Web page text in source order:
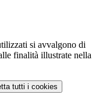
si avvalgono di
finalità illustrate nella
tutti i cookies